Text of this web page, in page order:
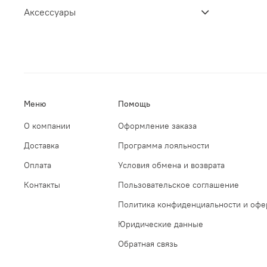
Аксессуары
Меню
О компании
Доставка
Оплата
Контакты
Помощь
Оформление заказа
Программа лояльности
Условия обмена и возврата
Пользовательское соглашение
Политика конфиденциальности и
Юридические данные
Обратная связь